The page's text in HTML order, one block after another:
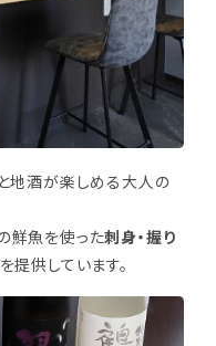
地酒が楽しめる大人の
鮮魚を使った刺身・握り
供しています。